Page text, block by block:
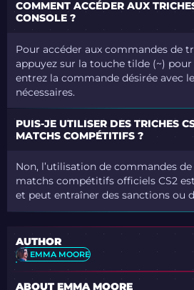
COMMENT ACCÉDER AUX
CONSOLE ?
Pour accéder aux commandes de
appuyez sur la touche tilde (~)
entrez la commande désirée avec
nécessaires.
PUIS-JE UTILISER DES TRICHES
MATCHS COMPÉTITIFS ?
Non, l’utilisation de commandes
matchs compétitifs officiels CS2
et peut entraîner des sanctions ou
AUTHOR
EMMA MOORE
ABOUT EMMA MOORE